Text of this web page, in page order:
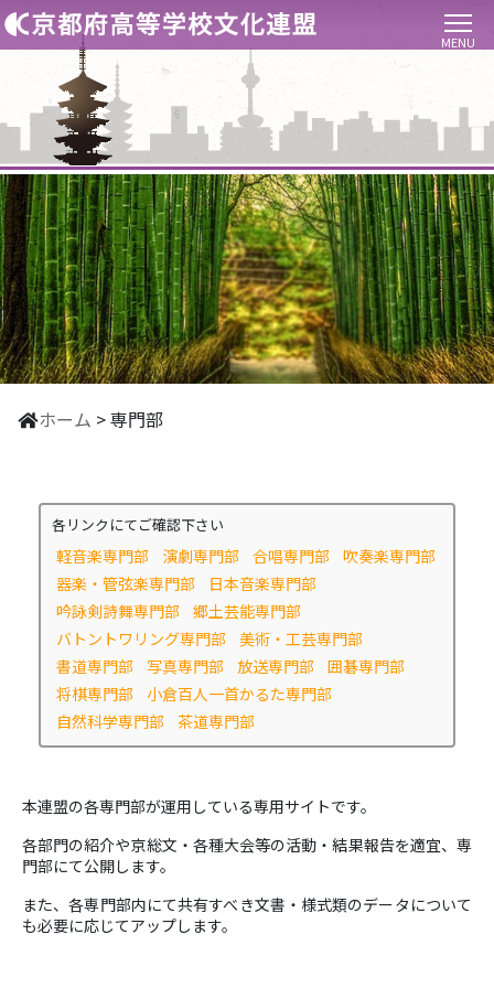
ホーム >専門部
各リンクにてご確認下さい
軽音楽専門部 演劇専門部 合唱専門部
吹奏楽専門部
器楽・管弦楽専門部
日本音楽専門部
吟詠剣詩舞専門部
郷土芸能専門部
バトントワリング専門部
美術・工芸専門部
書道専門部
写真専門部 放送専門部
囲碁専門部
将棋専門部
小倉百人一首かるた専門部
自然科学専門部
茶道専門部
本連盟の各専門部が運用している専用サイトです。
各部門の紹介や京総文・各種大会等の活動・結果報告を適宜、専
門部にて公開します。
また、各専門部内にて共有すべき文書・様式類のデータについて
も必要に応じてアップします。
MENU